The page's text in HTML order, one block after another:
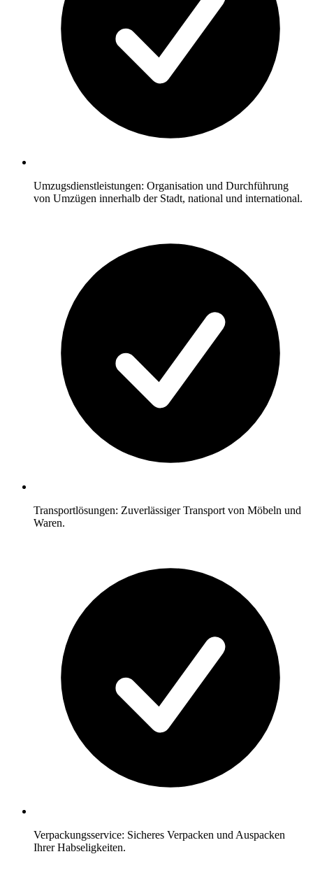
Umzugsdienstleistungen: Organisation und Durchführung
von Umzügen innerhalb der Stadt, national und international.
Transportlösungen: Zuverlässiger Transport von Möbeln und
Waren.
Verpackungsservice: Sicheres Verpacken und Auspacken
Ihrer Habseligkeiten.